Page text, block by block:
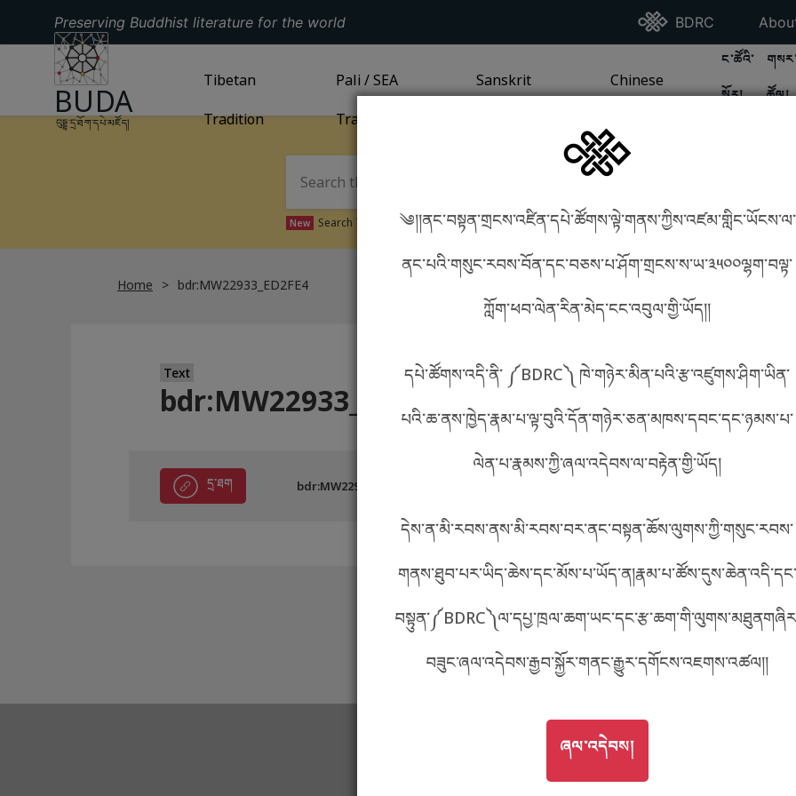
བོད་ཡིག
English
ភាសាខ្មែរ
Preserving Buddhist literature for the world Go To BDRC
BDRC Go
GO TO HOMEPAGE
BUDA
བུདྡྷ་དྲ་ཐོག་དཔེ་མཛོད།
GO TOTIBETAN TRADITIONPAGE
Tibetan
Tradition
GO TOPALI / SEA TRADITIONPAGE
Pali / SEA
Tradition
GO TOSANSKRIT TRADITION
Sanskrit
GO TOCHINESE TRADITION
Chinese
GO TO
ང་ཚོའི་
སྐོར།
GO
ཚོལ།
༄།།ནང་བསྟན་གྲངས་འཛིན་དཔེ་ཚོགས་ལྟེ་གནས་ཀྱིས་འཛམ་གླིང་ཡོངས་ལ་
ནང་པའི་གསུང་རབས་བོན་དང་བཅས་པ་ཤོག་གྲངས་ས་ཡ་༣༥༠༠ལྷག་བལྟ་
ཀློག་ཕབ་ལེན་རིན་མེད་ངང་འབུལ་གྱི་ཡོད།།
དཔེ་ཚོགས་འདི་ནི་ ༼BDRC༽ ཁེ་གཉེར་མིན་པའི་རྩ་འཛུགས་ཤིག་ཡིན་
པའི་ཆ་ནས་ཁྱེད་རྣམ་པ་ལྟ་བུའི་དོན་གཉེར་ཅན་མཁས་དབང་དང་ཉམས་པ་
ལེན་པ་རྣམས་ཀྱི་ཞལ་འདེབས་ལ་བརྟེན་གྱི་ཡོད།
དེས་ན་མི་རབས་ནས་མི་རབས་བར་ནང་བསྟན་ཆོས་ལུགས་ཀྱི་གསུང་རབས་
གནས་ཐུབ་པར་ཡིད་ཆེས་དང་མོས་པ་ཡོད་ན།རྣམ་པ་ཚོས་དུས་ཆེན་འདི་དང་
བཟུང་ཞལ་འདེབས་རྒྱབ་སྐྱོར་གནང་རྒྱུར་དགོངས་འཇགས་འཚལ།།
GO TOཞལ་འདེབས།
ཞལ་འདེབས།
New Search Tibetan in phonetics! How to find things?
Home bdr:MW22933_ED2FE4
Text
bdr:MW22933_ED2FE4
དྲ་ཐག bdr:MW22933_ED2FE4 metadata ཕབ་ལེན། འདིའི་ཡོང་ཁུངས།